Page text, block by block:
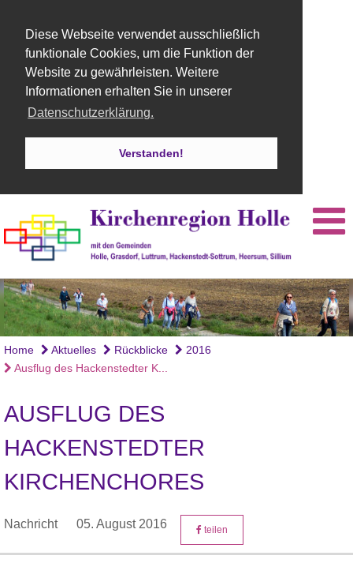
Diese Webseite verwendet ausschließlich
funktionale Cookies, um die Funktion der
Website zu gewährleisten. Weitere
Informationen erhalten Sie in unserer
Datenschutzerklärung.
Verstanden!
Home Aktuelles Rückblicke
2016
Ausflug des Hackenstedter K...
AUSFLUG DES
HACKENSTEDTER
KIRCHENCHORES
Nachricht 05. August 2016 teilen